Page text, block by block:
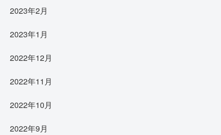
2023年2月
2023年1月
2022年12月
2022年11月
2022年10月
2022年9月